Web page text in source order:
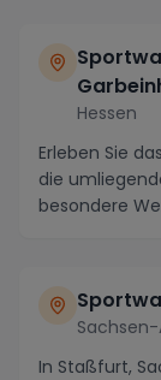
Hessen
Erleben Sie
die
besondere
In Staßfurt,